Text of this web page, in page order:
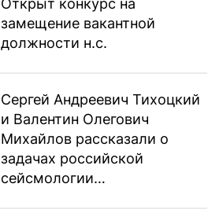
Открыт конкурс на
замещение вакантной
должности н.с.
Сергей Андреевич Тихоцкий
и Валентин Олегович
Михайлов рассказали о
задачах российской
сейсмологии…